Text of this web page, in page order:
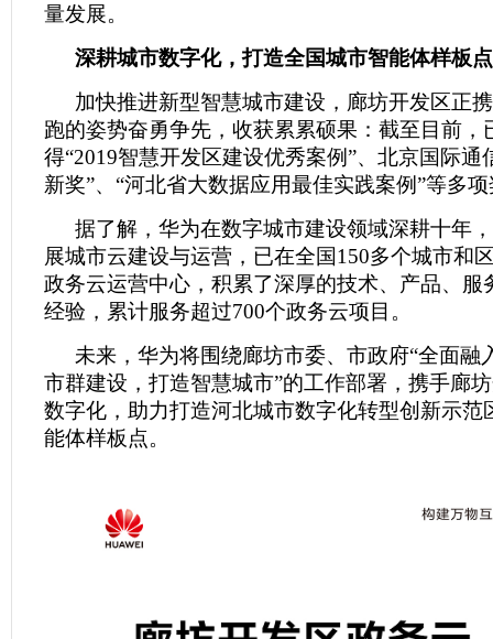
量发展。
深耕城市数字化，打造全国城市智能体样板点
加快推进新型智慧城市建设，廊坊开发区正
跑的姿势奋勇争先，收获累累硕果：截至目前，
得“2019智慧开发区建设优秀案例”、北京国际通
新奖”、“河北省大数据应用最佳实践案例”等多
据了解，华为在数字城市建设领域深耕十年
展城市云建设与运营，已在全国150多个城市和
政务云运营中心，积累了深厚的技术、产品、服
经验，累计服务超过700个政务云项目。
未来，华为将围绕廊坊市委、市政府“全面融
市群建设，打造智慧城市”的工作部署，携手廊
数字化，助力打造河北城市数字化转型创新示范
能体样板点。